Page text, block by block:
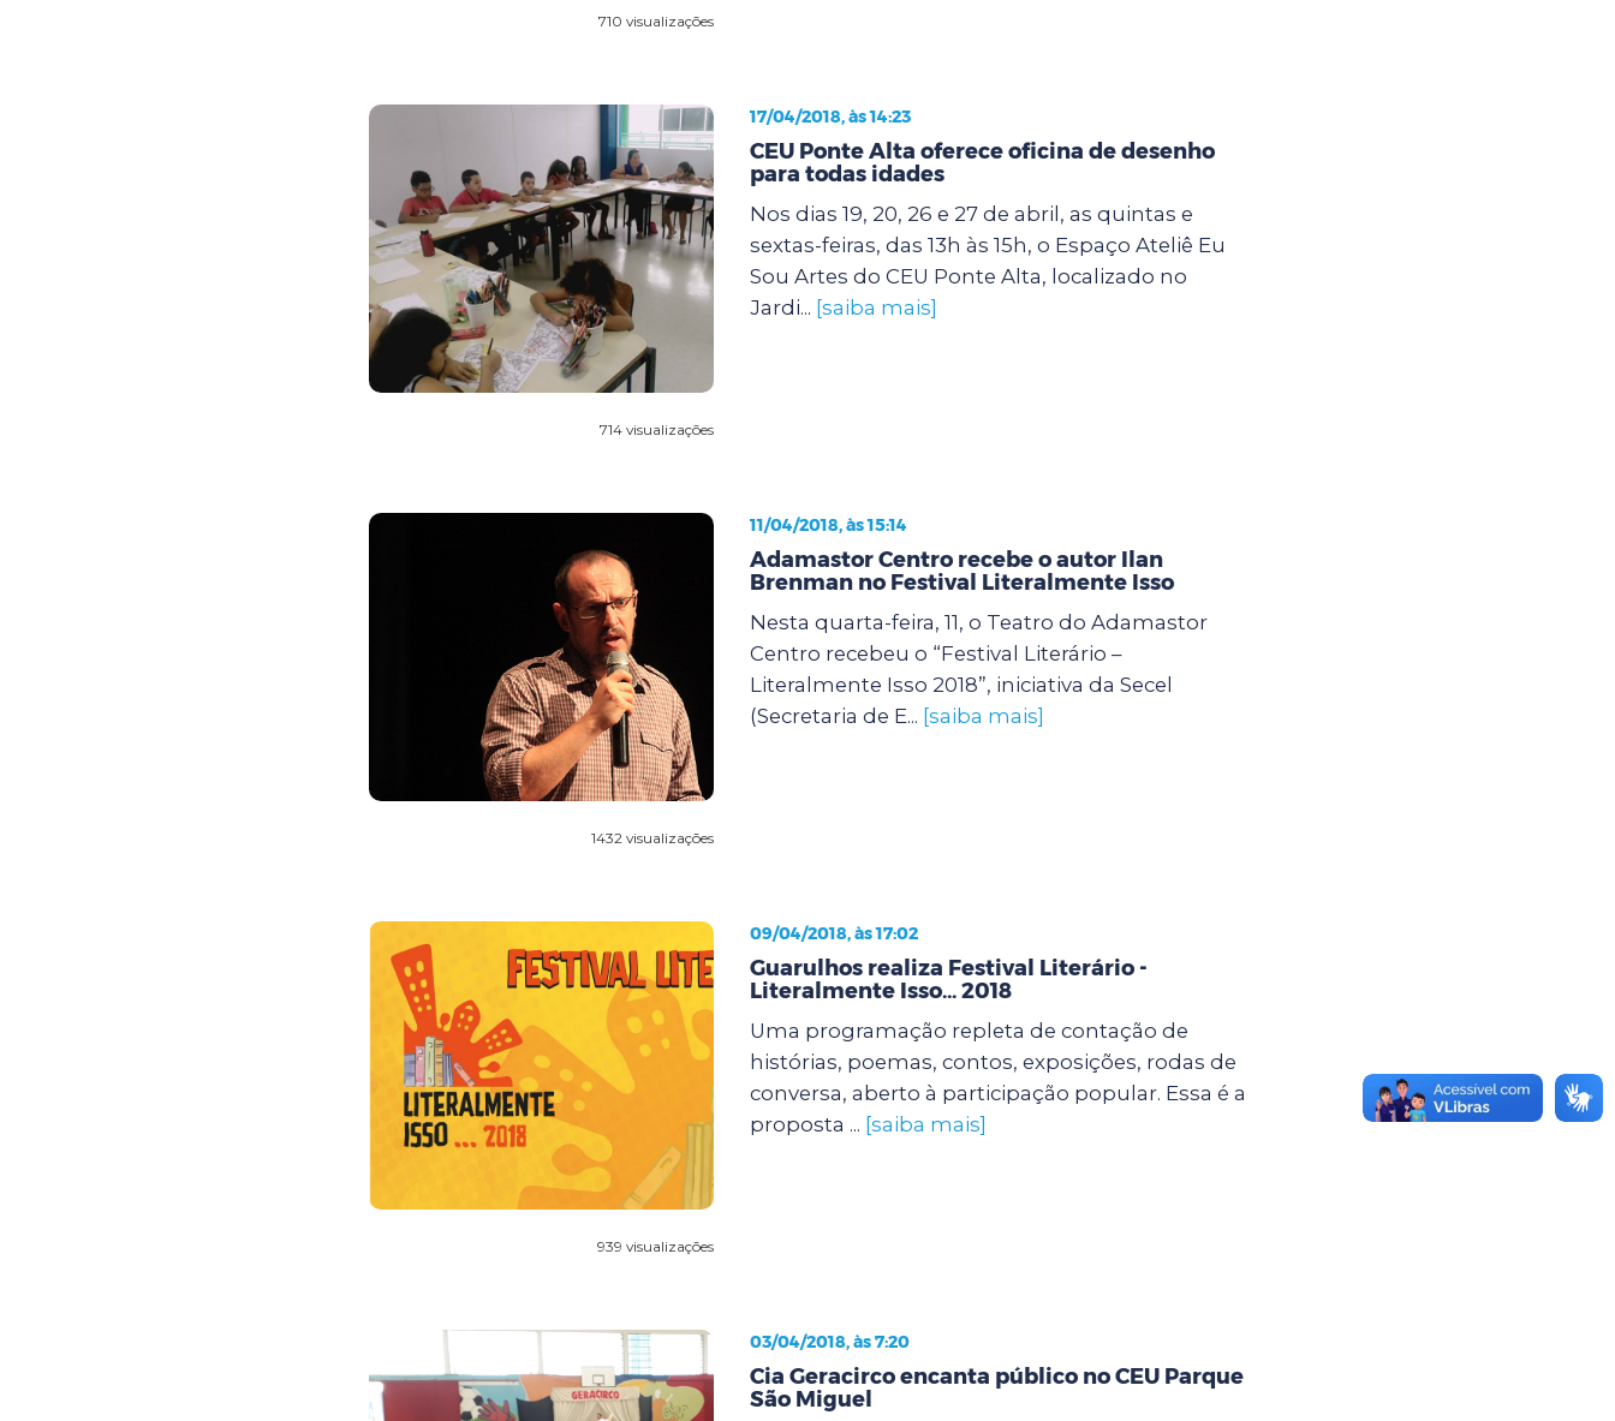
710 visualizações
714 visualizações
17/04/2018, às 14:23
CEU Ponte Alta oferece oficina de desenho
para todas idades
Nos dias 19, 20, 26 e 27 de abril, as quintas e
sextas-feiras, das 13h às 15h, o Espaço Ateliê Eu
Sou Artes do CEU Ponte Alta, localizado no
Jardi... [saiba mais]
1432 visualizações
11/04/2018, às 15:14
Adamastor Centro recebe o autor Ilan
Brenman no Festival Literalmente Isso
Nesta quarta-feira, 11, o Teatro do Adamastor
Centro recebeu o “Festival Literário –
Literalmente Isso 2018”, iniciativa da Secel
(Secretaria de E... [saiba mais]
939 visualizações
09/04/2018, às 17:02
Guarulhos realiza Festival Literário -
Literalmente Isso... 2018
Uma programação repleta de contação de
histórias, poemas, contos, exposições, rodas de
conversa, aberto à participação popular. Essa é a
proposta ... [saiba mais]
03/04/2018, às 7:20
Cia Geracirco encanta público no CEU Parque
São Miguel